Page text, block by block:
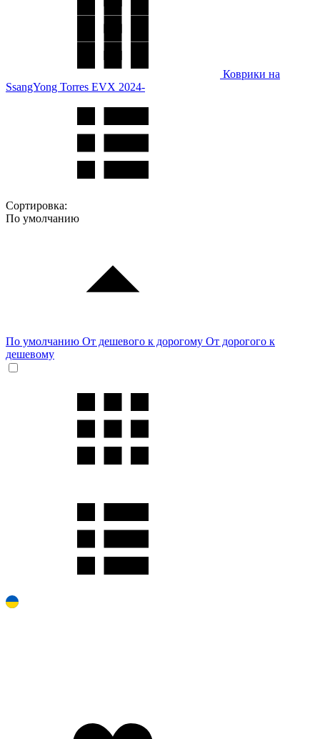
Коврики на
SsangYong Torres EVX 2024-
Сортировка:
По умолчанию
По умолчанию От дешевого к дорогому От дорогого к
дешевому